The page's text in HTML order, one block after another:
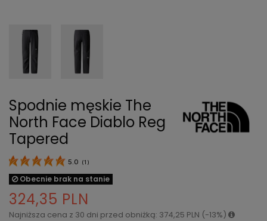
Spodnie męskie The
North Face Diablo Reg
Tapered
5.0 (1 )
Obecnie brak na stanie
324,35 PLN
Najniższa cena z 30 dni przed obniżką: 374,25 PLN (-13%)